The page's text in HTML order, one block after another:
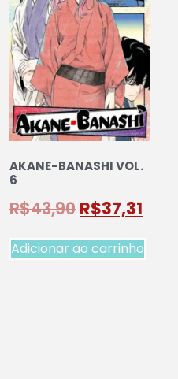
AKANE-BANASHI VOL.
6
R$43,90 R$37,31
Adicionar ao carrinho